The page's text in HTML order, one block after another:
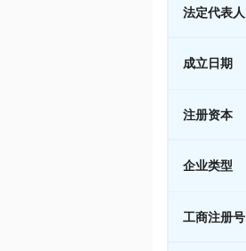
法定代表人
成立日期
注册资本
企业类型
工商注册号